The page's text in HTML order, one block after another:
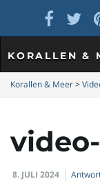
KORALLEN &
Korallen & Meer>
8. JULI 2024